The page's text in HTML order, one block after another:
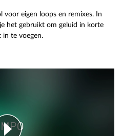
voor eigen loops en remixes. In
het gebruikt om geluid in korte
in te voegen.